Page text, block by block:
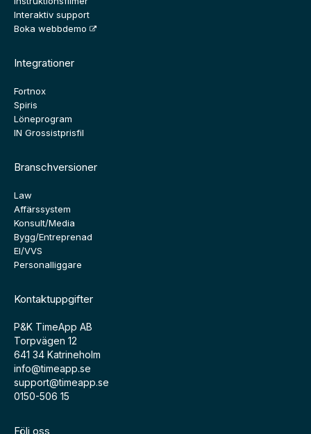
Interaktiv support
Boka webbdemo
Integrationer
Fortnox
Spiris
Löneprogram
IN Grossistprisfil
Branschversioner
Law
Affärssystem
Konsult/Media
Bygg/Entreprenad
El/VVS
Personalliggare
Kontaktuppgifter
P&K TimeApp AB
Torpvägen 12
641 34 Katrineholm
info@timeapp.se
support@timeapp.se
0150-506 15
Följ oss